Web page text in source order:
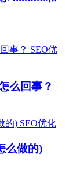
SEO优
么回事？
SEO优化
么做的)